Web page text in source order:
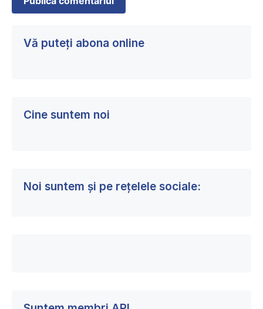
Vă puteți abona online
Cine suntem noi
Noi suntem și pe rețelele sociale: